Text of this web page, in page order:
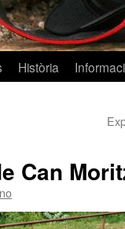
Història
Can